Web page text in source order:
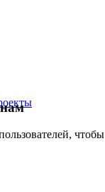
чтобы